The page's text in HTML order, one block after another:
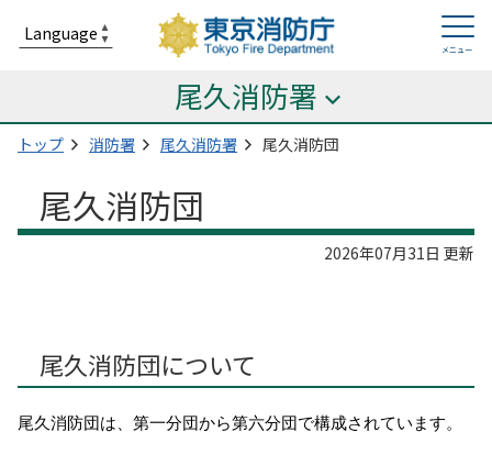
尾久消防署
トップ 消防署 尾久消防署 尾久消防団
尾久消防団
2026年07月31日 更新
尾久消防団について
尾久消防団は、第一分団から第六分団で構成されています。